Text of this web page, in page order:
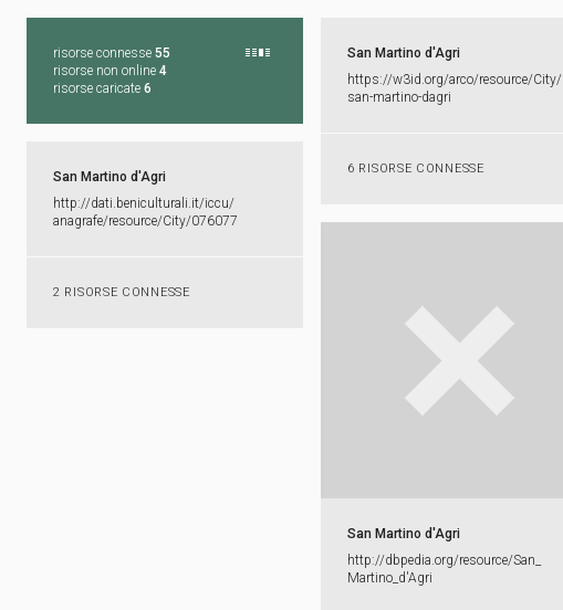
risorse connesse 55
risorse non online 4
risorse caricate 6
San Martino d'Agri
https:​/​/​w3id.​org/​arco/​resource/​City/​
san-​martino-​dagri
6 RISORSE CONNESSE
San Martino d'Agri
http:​/​/​dati.​beniculturali.​it/​iccu/​
anagrafe/​resource/​City/​076077
2 RISORSE CONNESSE
San Martino d'Agri
http:​/​/​dbpedia.​org/​resource/​San_​
Martino_​d'​Agri